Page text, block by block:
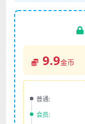
9.9金币
普通:
会员: